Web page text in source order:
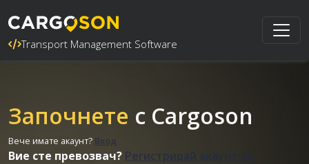
Transport Management Software
Започнете с Cargoson
Вече имате акаунт? Вход
Вие сте превозвач? Регистрирай акаунт за